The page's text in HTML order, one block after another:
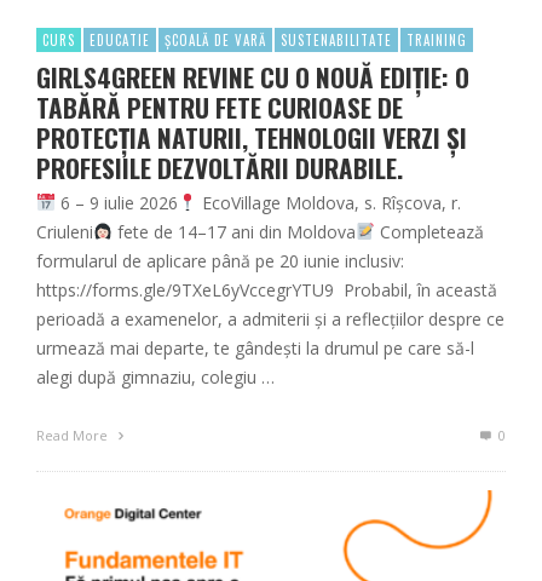
CURS EDUCATIE ȘCOALĂ DE VARĂ SUSTENABILITATE TRAINING
GIRLS4GREEN REVINE CU O NOUĂ EDIȚIE: O
TABĂRĂ PENTRU FETE CURIOASE DE
PROTECȚIA NATURII, TEHNOLOGII VERZI ȘI
PROFESIILE DEZVOLTĂRII DURABILE.
6 – 9 iulie 2026
EcoVillage Moldova, s. Rîșcova, r.
Criuleni
fete de 14–17 ani din Moldova
Completează
formularul de aplicare până pe 20 iunie inclusiv:
https://forms.gle/9TXeL6yVccegrYTU9 Probabil, în această
perioadă a examenelor, a admiterii și a reflecțiilor despre ce
urmează mai departe, te gândești la drumul pe care să-l
alegi după gimnaziu, colegiu …
Read More 0